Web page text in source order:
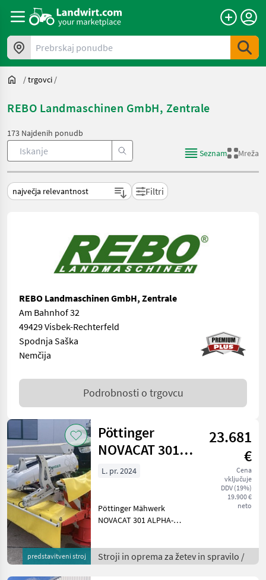
Prebrskaj ponudbe
/trgovci /
REBO Landmaschinen GmbH, Zentrale
173 Najdenih ponudb
Seznam
Mreža
Filtri
REBO Landmaschinen GmbH, Zentrale
Am Bahnhof 32
49429 Visbek-Rechterfeld
Spodnja Saška
Nemčija
Podrobnosti o trgovcu
predstavitveni stroj
Pöttinger
NOVACAT 301
ALPHA-MOTION
23.681
€
Cena
vključuje
DDV (19%)
19.900 €
neto
L. pr. 2024
Pöttinger Mähwerk
NOVACAT 301 ALPHA-
Arbeitsbreite 3, 04m und
Transportbreite 2, 98m
Stroji in oprema za žetev in spravilo /